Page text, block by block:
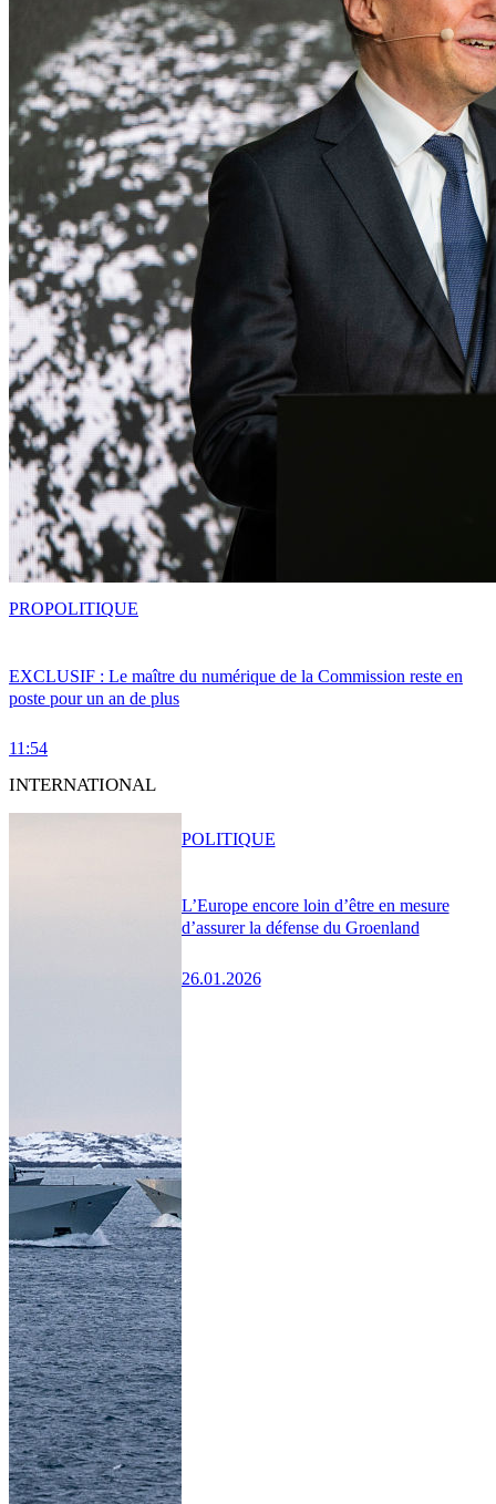
EXCLUSIF : Le maître du numérique de la Commission reste en
poste pour un an de plus
11:54
PROPOLITIQUE
INTERNATIONAL
L’Europe encore loin d’être en mesure
d’assurer la défense du Groenland
26.01.2026
POLITIQUE